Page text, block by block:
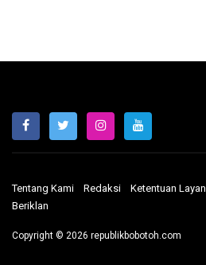
Tentang Kami Redaksi Ketentuan
Beriklan
Copyright © 2026 republikbobotoh.com